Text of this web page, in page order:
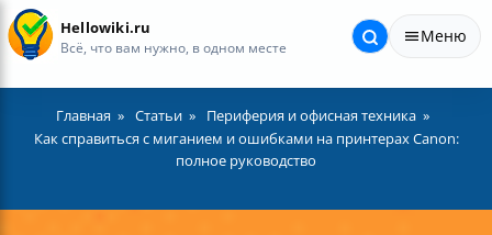
Hellowiki.ru
Всё, что вам нужно, в одном месте
Меню
Главная Статьи
Периферия и офисная техника
Как справиться с миганием и ошибками на принтерах Canon:
полное руководство